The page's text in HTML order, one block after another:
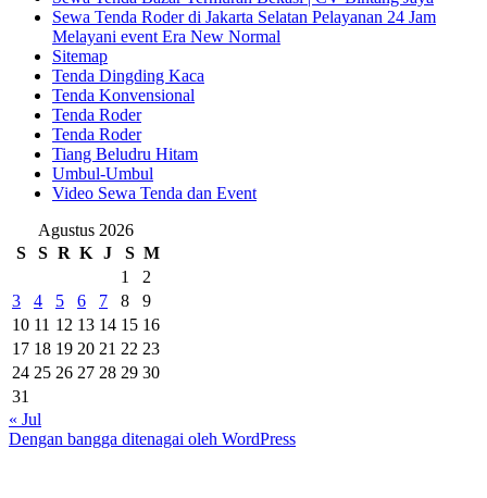
Sewa Tenda Roder di Jakarta Selatan Pelayanan 24 Jam
Melayani event Era New Normal
Sitemap
Tenda Dingding Kaca
Tenda Konvensional
Tenda Roder
Tenda Roder
Tiang Beludru Hitam
Umbul-Umbul
Video Sewa Tenda dan Event
Agustus 2026
S
S R K J S M
1
2
3
4 5 6 7 8
9
10 11 12 13 14 15 16
17 18 19 20 21 22 23
24 25 26 27 28 29 30
31
« Jul
Dengan bangga ditenagai oleh WordPress